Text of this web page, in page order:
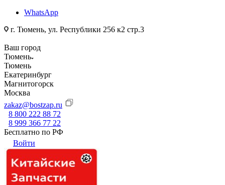
WhatsApp
г. Тюмень, ул. Республики 256 к2 стр.3
Ваш город
Тюмень
Тюмень
Екатеринбург
Магнитогорск
Москва
zakaz@bostzap.ru
8 800 222 88 72
8 999 366 77 22
Бесплатно по РФ
Войти